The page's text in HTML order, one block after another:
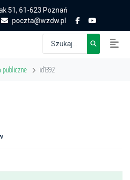
51, 61-623 Poznań
poczta@wzdw.pl
publiczne id1392